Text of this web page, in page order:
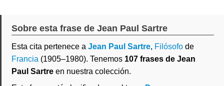
Sobre esta frase de Jean Paul Sartre
Esta cita pertenece a Jean Paul Sartre, Filósofo de
Francia (1905–1980). Tenemos 107 frases de Jean
Paul Sartre en nuestra colección.